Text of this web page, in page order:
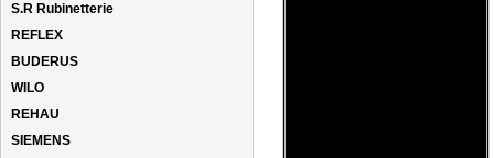
S.R Rubinetterie
REFLEX
BUDERUS
WILO
REHAU
SIEMENS